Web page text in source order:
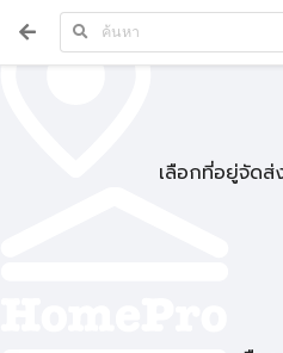
เลือกที่อยู่จัดส่